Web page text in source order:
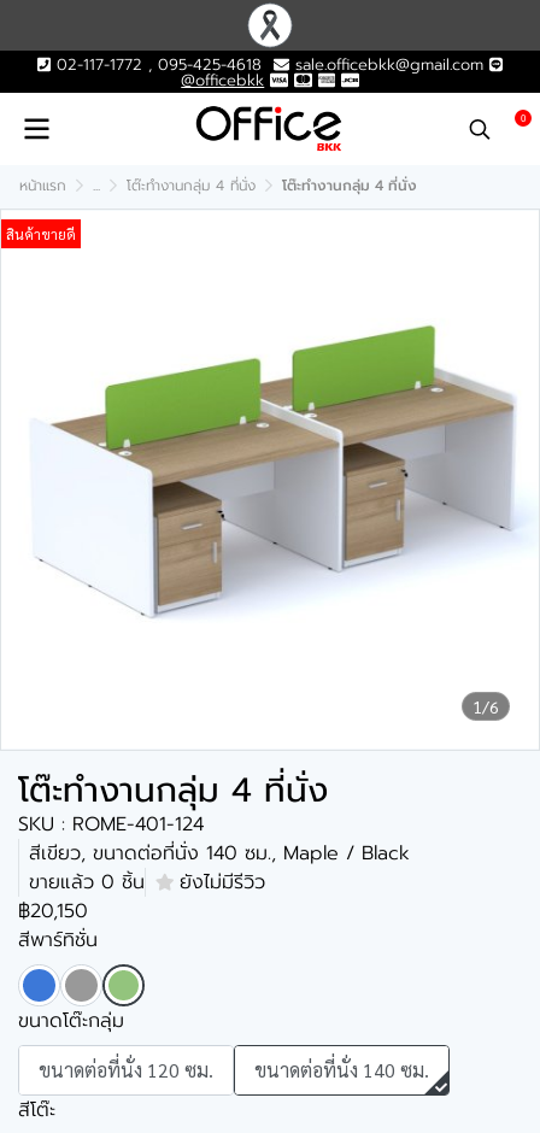
02-117-1772 , 095-425-4618 sale.officebkk@gmail.com
@officebkk
0
หน้าแรก ... โต๊ะทำงานกลุ่ม 4 ที่นั่ง โต๊ะทำงานกลุ่ม 4 ที่นั่ง
1/6
สินค้าขายดี
โต๊ะทำงานกลุ่ม 4 ที่นั่ง
SKU : ROME-401-124
สีเขียว, ขนาดต่อที่นั่ง 140 ซม., Maple / Black
ขายแล้ว 0 ชิ้น
ยังไม่มีรีวิว
฿20,150
สีพาร์ทิชั่น
ขนาดโต๊ะกลุ่ม
ขนาดต่อที่นั่ง 120 ซม. ขนาดต่อที่นั่ง 140 ซม.
สีโต๊ะ